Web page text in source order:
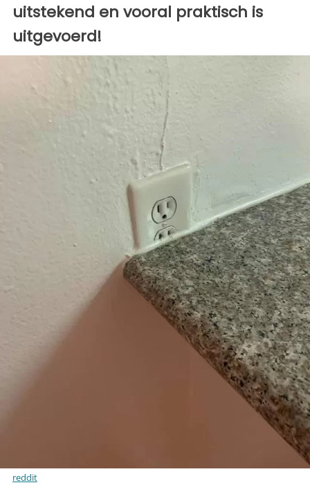
uitstekend en vooral praktisch is
uitgevoerd!
reddit